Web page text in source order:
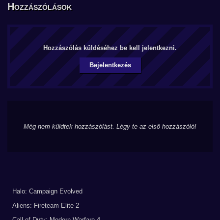
Hozzászólások
Hozzászólás küldéséhez be kell jelentkezni.
Bejelentkezés
Még nem küldtek hozzászólást. Légy te az első hozzászóló!
Halo: Campaign Evolved
Aliens: Fireteam Elite 2